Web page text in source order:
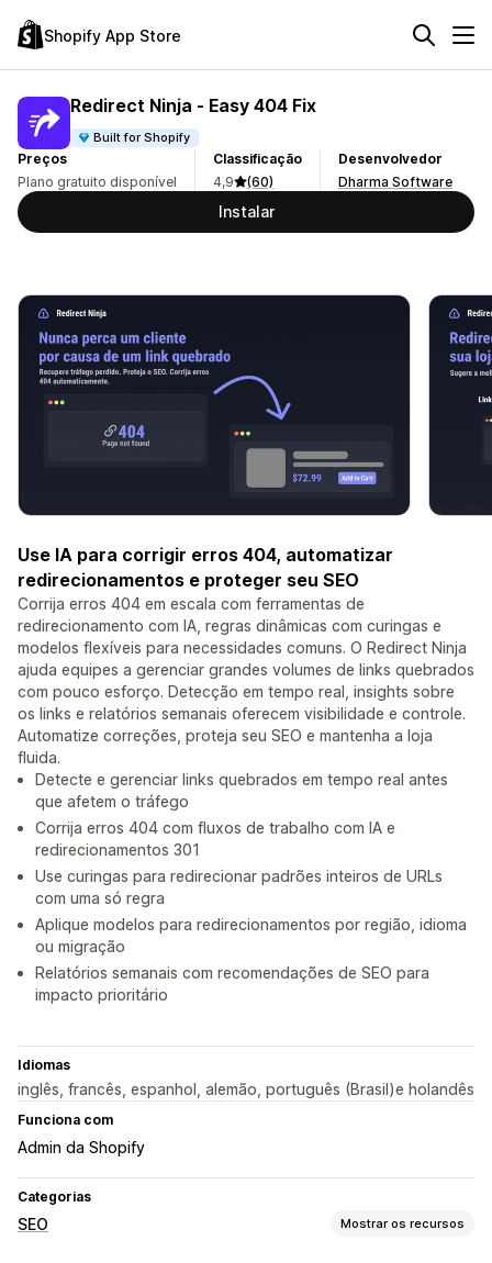
Shopify App Store
Redirect Ninja ‑ Easy 404 Fix
Built for Shopify
Preços
Plano gratuito disponível
Classificação
4,9
(60)
Desenvolvedor
Dharma Software
Instalar
Use IA para corrigir erros 404, automatizar
redirecionamentos e proteger seu SEO
Corrija erros 404 em escala com ferramentas de
redirecionamento com IA, regras dinâmicas com curingas e
modelos flexíveis para necessidades comuns. O Redirect Ninja
ajuda equipes a gerenciar grandes volumes de links quebrados
com pouco esforço. Detecção em tempo real, insights sobre
os links e relatórios semanais oferecem visibilidade e controle.
Automatize correções, proteja seu SEO e mantenha a loja
fluida.
Detecte e gerenciar links quebrados em tempo real antes
que afetem o tráfego
Corrija erros 404 com fluxos de trabalho com IA e
redirecionamentos 301
Use curingas para redirecionar padrões inteiros de URLs
com uma só regra
Aplique modelos para redirecionamentos por região, idioma
ou migração
Relatórios semanais com recomendações de SEO para
impacto prioritário
Idiomas
inglês, francês, espanhol, alemão, português (Brasil)e holandês
Funciona com
Admin da Shopify
Categorias
SEO Mostrar os recursos